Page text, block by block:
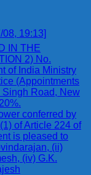
19:13]
IN THE
2) No.
of India Ministry
(Appointments
Singh Road, New
conferred by
of Article 224 of
is pleased to
(ii)
(iv) G.K.